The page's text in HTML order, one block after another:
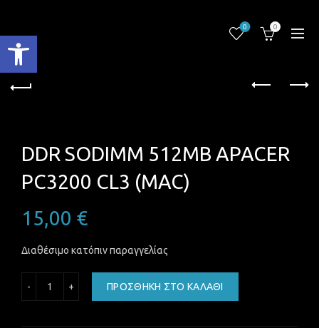
Ανοίξτε τη γραμμή εργαλείων
0 0
DDR SODIMM 512MB APACER
PC3200 CL3 (MAC)
15,00 €
Διαθέσιμο κατόπιν παραγγελίας
ΠΡΟΣΘΉΚΗ ΣΤΟ ΚΑΛΆΘΙ